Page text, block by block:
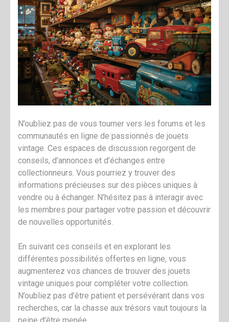
N’oubliez pas de vous tourner vers les forums et les
communautés en ligne de passionnés de jouets
vintage. Ces espaces de discussion regorgent de
conseils, d’annonces et d’échanges entre
collectionneurs. Vous pourriez y trouver des
informations précieuses sur des pièces uniques à
vendre ou à échanger. N’hésitez pas à interagir avec
les membres pour partager votre passion et découvrir
de nouvelles opportunités.
En suivant ces conseils et en explorant les
différentes possibilités offertes en ligne, vous
augmenterez vos chances de trouver des jouets
vintage uniques pour compléter votre collection.
N’oubliez pas d’être patient et persévérant dans vos
recherches, car la chasse aux trésors vaut toujours la